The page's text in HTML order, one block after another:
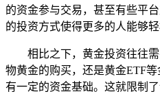
的资金参与交易，甚至有些平
的投资方式使得更多的人能够轻
相比之下，黄金投资往往
物黄金的购买，还是黄金ETF
有一定的资金基础。这就限制